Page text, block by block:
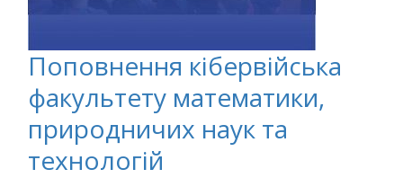
Поповнення кібервійська
факультету математики,
природничих наук та
технологій